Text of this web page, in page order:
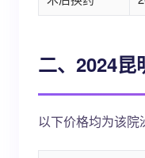
二、2024昆
以下价格均为该院